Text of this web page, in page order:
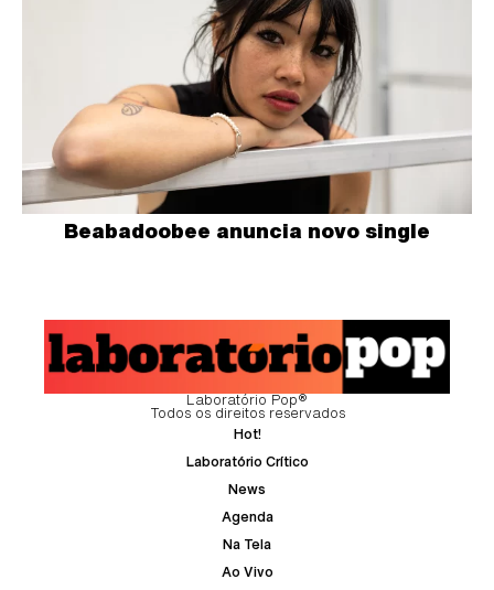
Beabadoobee anuncia novo single
Laboratório Pop®
Todos os direitos reservados
Hot!
Laboratório Crítico
News
Agenda
Na Tela
Ao Vivo